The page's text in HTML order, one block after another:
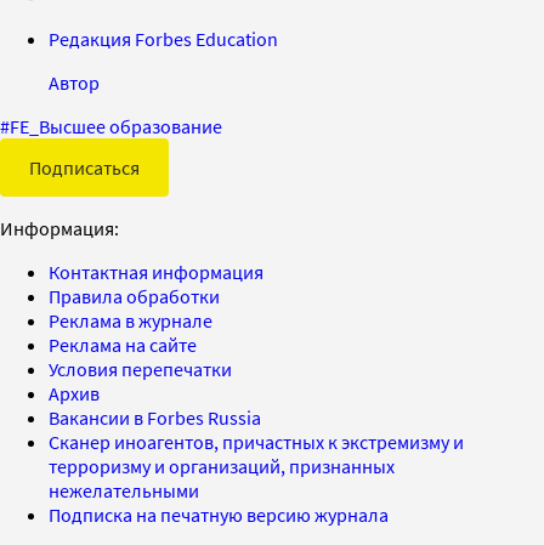
Редакция Forbes Education
Автор
#FE_Высшее образование
Подписаться
Информация:
Контактная информация
Правила обработки
Реклама в журнале
Реклама на сайте
Условия перепечатки
Архив
Вакансии в Forbes Russia
Сканер иноагентов, причастных к экстремизму и
терроризму и организаций, признанных
нежелательными
Подписка на печатную версию журнала